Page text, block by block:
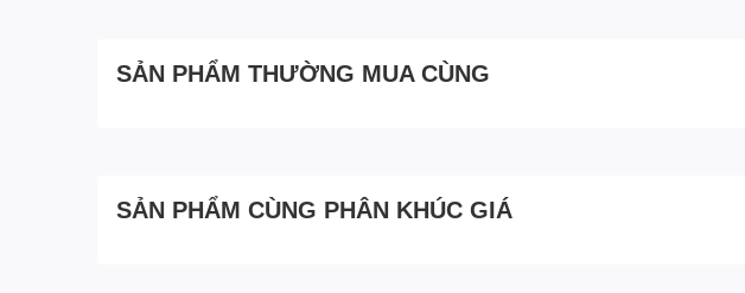
SẢN PHẨM THƯỜNG MUA CÙNG
SẢN PHẨM CÙNG PHÂN KHÚC GIÁ